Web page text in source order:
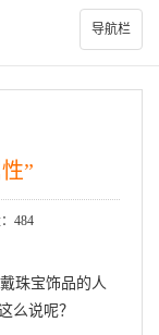
导航栏
”
484
珠宝饰品的人
么说呢？